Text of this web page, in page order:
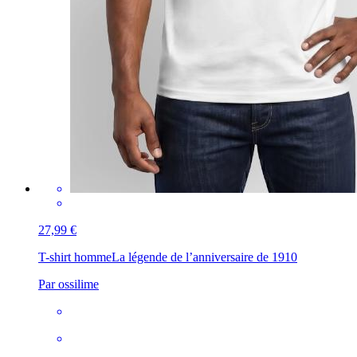
27,99 €
T-shirt hommeLa légende de l’anniversaire de 1910
Par ossilime